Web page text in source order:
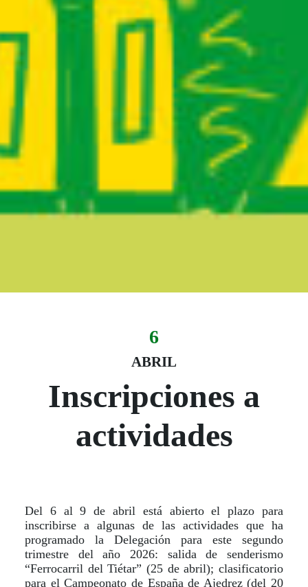
Fecha del evento
6
ABRIL
06 abril
Inscripciones a
actividades
Del 6 al 9 de abril está abierto el plazo para
inscribirse a algunas de las actividades que ha
programado la Delegación para este segundo
trimestre del año 2026: salida de senderismo
“Ferrocarril del Tiétar” (25 de abril); clasificatorio
para el Campeonato de España de Ajedrez (del 20